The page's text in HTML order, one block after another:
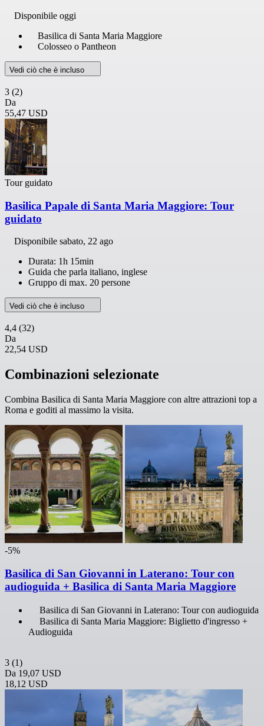
Disponibile oggi
Basilica di Santa Maria Maggiore
Colosseo o Pantheon
Vedi ciò che è incluso
3 (2)
Da
55,47 USD
Tour guidato
Basilica Papale di Santa Maria Maggiore: Tour
guidato
Disponibile sabato, 22 ago
Durata: 1h 15min
Guida che parla italiano, inglese
Gruppo di max. 20 persone
Vedi ciò che è incluso
4,4 (32)
Da
22,54 USD
Combinazioni selezionate
Combina Basilica di Santa Maria Maggiore con altre attrazioni top a
Roma e goditi al massimo la visita.
-5%
Basilica di San Giovanni in Laterano: Tour con
audioguida + Basilica di Santa Maria Maggiore
Basilica di San Giovanni in Laterano: Tour con audioguida
Basilica di Santa Maria Maggiore: Biglietto d'ingresso +
Audioguida
3 (1)
Da 19,07 USD
18,12 USD